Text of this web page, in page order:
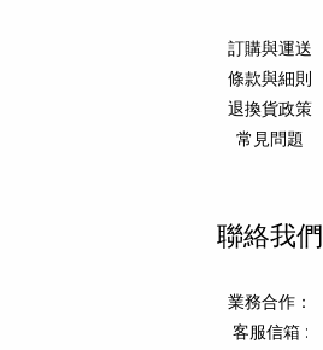
訂購與運送
條款與細則
退換貨政策
常見問題
聯絡我們
業務合作：
客服信箱 :